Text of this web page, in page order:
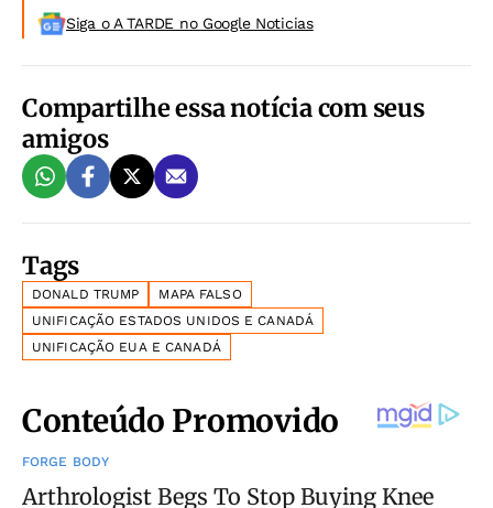
Siga o A TARDE no Google Noticias
Compartilhe essa notícia com seus
amigos
Tags
DONALD TRUMP
MAPA FALSO
UNIFICAÇÃO ESTADOS UNIDOS E CANADÁ
UNIFICAÇÃO EUA E CANADÁ